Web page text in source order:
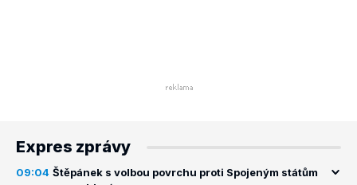
Expres zprávy
09:04 Štěpánek s volbou povrchu proti Spojeným státům